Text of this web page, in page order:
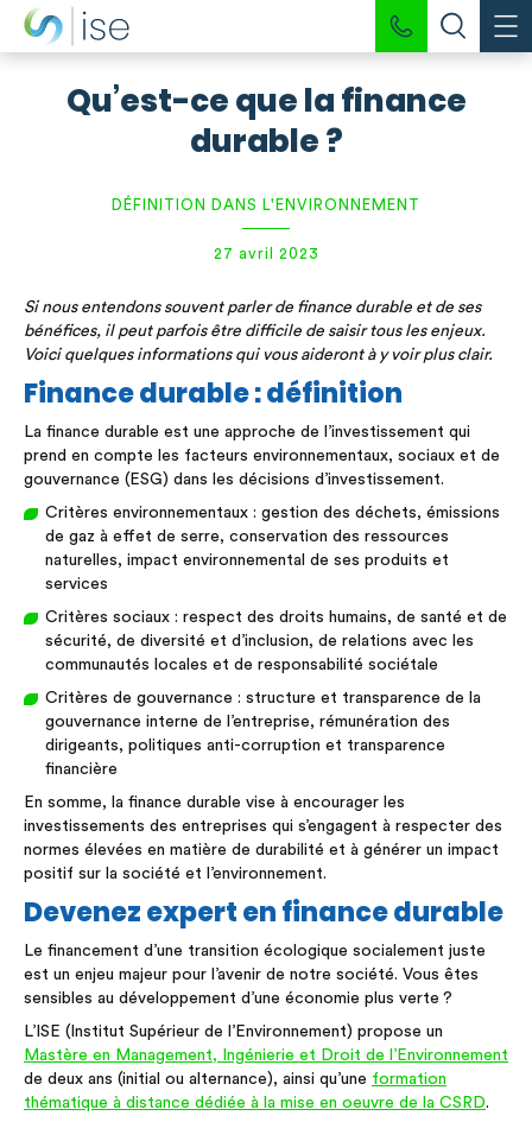
Qu’est-ce que la finance
durable ?
DÉFINITION DANS L'ENVIRONNEMENT
27 avril 2023
Si nous entendons souvent parler de finance durable et de ses
bénéfices, il peut parfois être difficile de saisir tous les enjeux.
Voici quelques informations qui vous aideront à y voir plus clair.
Finance durable : définition
La finance durable est une approche de l’investissement qui
prend en compte les facteurs environnementaux, sociaux et de
gouvernance (ESG) dans les décisions d’investissement.
Critères environnementaux : gestion des déchets, émissions
de gaz à effet de serre, conservation des ressources
naturelles, impact environnemental de ses produits et
services
Critères sociaux : respect des droits humains, de santé et de
sécurité, de diversité et d’inclusion, de relations avec les
communautés locales et de responsabilité sociétale
Critères de gouvernance : structure et transparence de la
gouvernance interne de l’entreprise, rémunération des
dirigeants, politiques anti-corruption et transparence
financière
En somme, la finance durable vise à encourager les
investissements des entreprises qui s’engagent à respecter des
normes élevées en matière de durabilité et à générer un impact
positif sur la société et l’environnement.
Devenez expert en finance durable
Le financement d’une transition écologique socialement juste
est un enjeu majeur pour l’avenir de notre société. Vous êtes
sensibles au développement d’une économie plus verte ?
L’ISE (Institut Supérieur de l’Environnement) propose un
Mastère en Management, Ingénierie et Droit de l’Environnement
de deux ans (initial ou alternance), ainsi qu’une formation
thématique à distance dédiée à la mise en oeuvre de la CSRD.